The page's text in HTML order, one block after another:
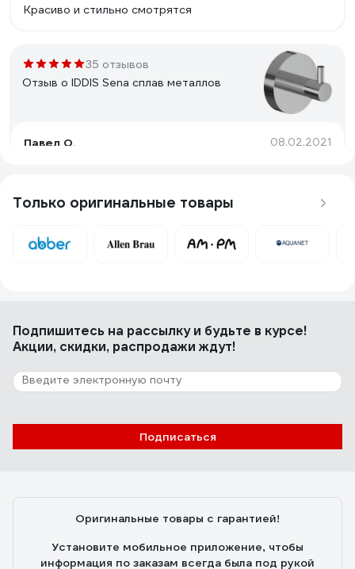
Красиво и стильно смотрятся
35 отзывов
Отзыв о IDDIS Sena сплав металлов
Павел О. 08.02.2021
Отзыв о AM.PM Joy
Только оригинальные товары
Подпишитесь на рассылкуи будьте в курсе!
Акции, скидки, распродажи ждут!
Подписаться
Оригинальные товары с гарантией!
Установите мобильное приложение, чтобы
информация по заказам всегда была под рукой